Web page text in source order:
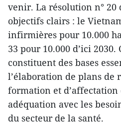
venir. La résolution n° 20
objectifs clairs : le
infirmières pour 10.000
33 pour 10.000 d’ici 2030.
constituent des bases
l’élaboration de plans de
formation et d’affectation
adéquation avec les
du secteur de la santé.